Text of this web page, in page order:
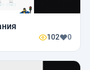
102 0